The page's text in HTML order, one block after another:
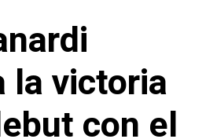
la victoria
con el